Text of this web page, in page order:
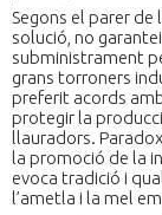
Segons el parer de
solució, no
subministrament
grans torroners
preferit acords
protegir la
llauradors.
la promoció de la
evoca tradició i
l’ametla i la mel